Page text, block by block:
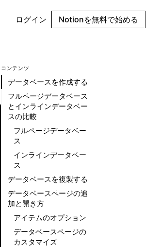
ログイン Notionを無料で始める
コンテンツ
データベースを作成する
フルページデータベース
とインラインデータベー
スの比較
フルページデータベー
ス
インラインデータベー
ス
データベースを複製する
データベースページの追
加と開き方
アイテムのオプション
データベースページの
カスタマイズ